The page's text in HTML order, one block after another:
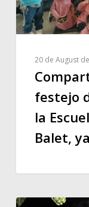
20 de August
festejo
la
Balet,